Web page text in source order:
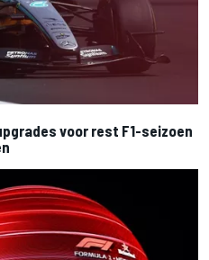
voor rest F1-seizoen